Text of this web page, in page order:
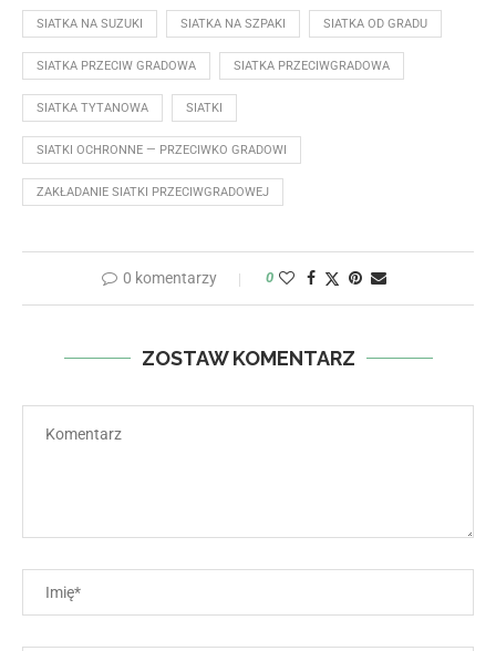
SIATKA NA SUZUKI SIATKA NA SZPAKI SIATKA OD GRADU
SIATKA PRZECIW GRADOWA SIATKA PRZECIWGRADOWA
SIATKA TYTANOWA SIATKI
SIATKI OCHRONNE — PRZECIWKO GRADOWI
ZAKŁADANIE SIATKI PRZECIWGRADOWEJ
0 komentarzy 0
ZOSTAW KOMENTARZ